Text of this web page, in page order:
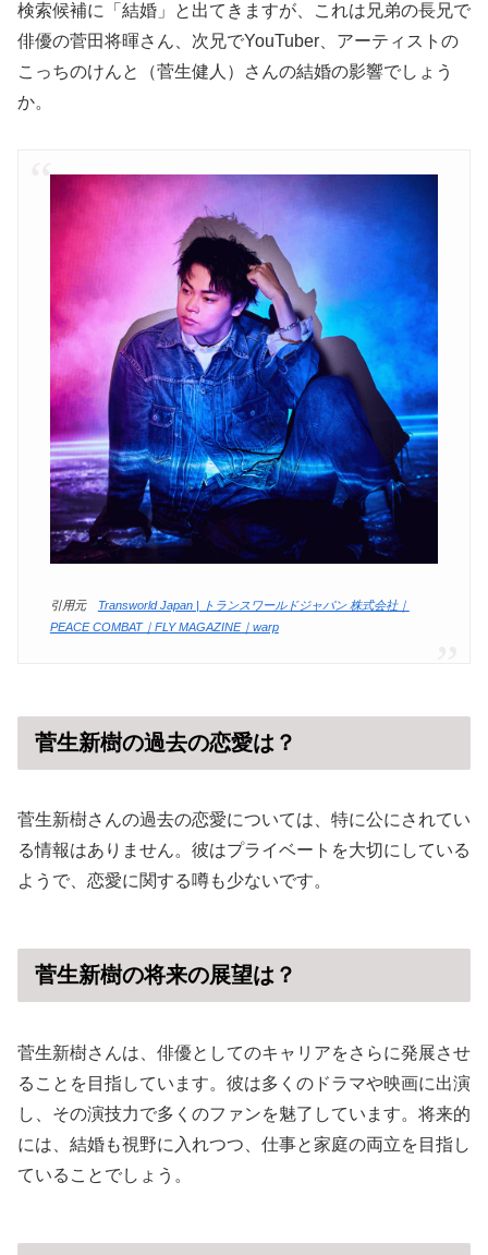
検索候補に「結婚」と出てきますが、これは兄弟の長兄で
俳優の菅田将暉さん、次兄でYouTuber、アーティストの
こっちのけんと（菅生健人）さんの結婚の影響でしょう
か。
引用元
Transworld Japan | トランスワールドジャパン 株式会社｜
PEACE COMBAT｜FLY MAGAZINE｜warp
菅生新樹の過去の恋愛は？
菅生新樹さんの過去の恋愛については、特に公にされてい
る情報はありません。彼はプライベートを大切にしている
ようで、恋愛に関する噂も少ないです。
菅生新樹の将来の展望は？
菅生新樹さんは、俳優としてのキャリアをさらに発展させ
ることを目指しています。彼は多くのドラマや映画に出演
し、その演技力で多くのファンを魅了しています。将来的
には、結婚も視野に入れつつ、仕事と家庭の両立を目指し
ていることでしょう。